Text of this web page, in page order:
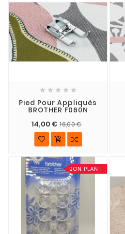
    
Pied Pour Appliqués
BROTHER F060N
14,00 € 16,00 €

BON PLAN !